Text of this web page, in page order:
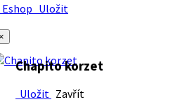
Uložit
Chapito korzet
Uložit Zavřít